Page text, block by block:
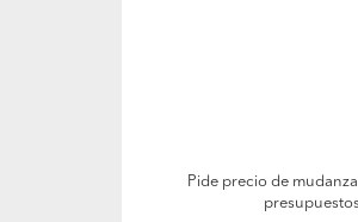
Pide precio de